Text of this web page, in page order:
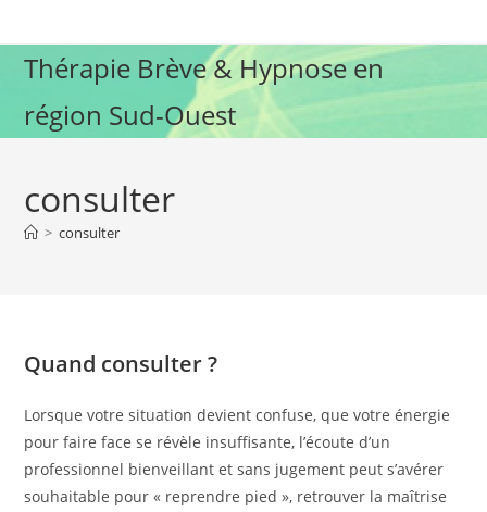
to
contentThérapie Brève & Hypnose en
région Sud-Ouest
consulter
> consulter
Quand consulter ?
Lorsque votre situation devient confuse, que votre énergie
pour faire face se révèle insuffisante, l’écoute d’un
professionnel bienveillant et sans jugement peut s’avérer
souhaitable pour « reprendre pied », retrouver la maîtrise